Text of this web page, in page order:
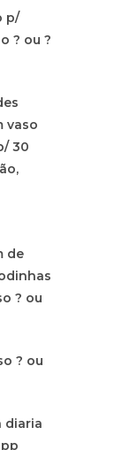
p/
? ou ?
vaso
30
de
? ou
? ou
diaria